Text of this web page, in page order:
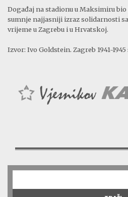
Događaj na stadionu u Maksimiru bio
sumnje najjasniji izraz solidarnosti
vrijeme u Zagrebu i u Hrvatskoj.
Izvor: Ivo Goldstein. Zagreb 1941-1945